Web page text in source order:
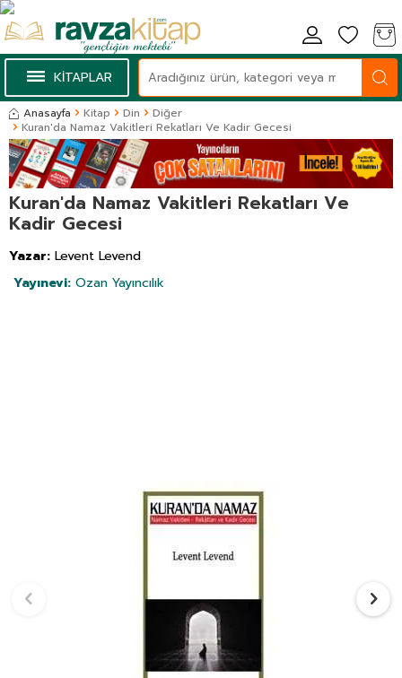
KİTAPLAR
Anasayfa Kitap Din
Diğer
Kuran'da Namaz Vakitleri Rekatları Ve Kadir Gecesi
Kuran'da Namaz Vakitleri Rekatları Ve
Kadir Gecesi
Yazar: Levent Levend
Yayınevi: Ozan Yayıncılık